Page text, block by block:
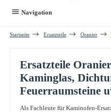
Navigation
Startseite Ersatzteile Oranier
Ersatzteile
Kaminglas,
Feuerraumsteine
Als Fachleute für Kaminofen-